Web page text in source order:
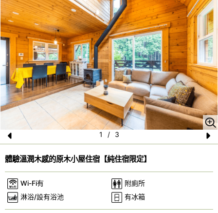
Pr
e
vi
o
u
N
1 / 3
體驗溫潤木感的原木小屋住宿【純住宿限定】
Wi-Fi有
附廁所
淋浴/設有浴池
有冰箱